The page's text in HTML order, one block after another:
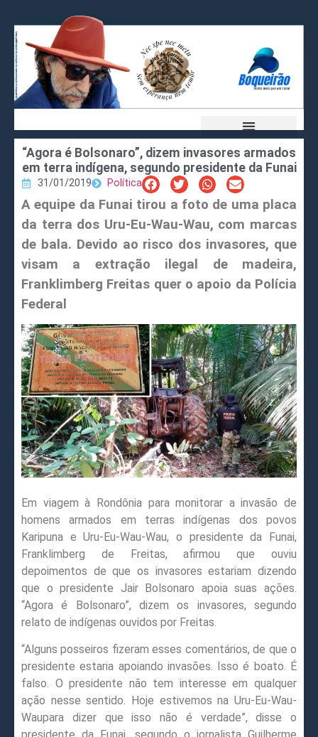
“Agora é Bolsonaro”, dizem invasores armados
em terra indígena, segundo presidente da Funai
31/01/2019 Política
A equipe da Funai tirou a foto de uma placa
da terra dos Uru-Eu-Wau-Wau, com marcas
de bala. Devido ao risco dos invasores, que
visam a extração ilegal de madeira,
Franklimberg Freitas quer o apoio da Polícia
Federal
Em viagem à Rondônia para monitorar a invasão de
homens armados em terras indígenas dos povos
Karipuna e Uru-Eu-Wau-Wau, o presidente da Funai,
Franklimberg de Freitas, afirmou que ouviu
depoimentos de que os invasores estariam dizendo
que o presidente Jair Bolsonaro apoia suas ações.
“Agora é Bolsonaro”, dizem os invasores, segundo
relato de indígenas ouvidos por Freitas.
“Alguns posseiros fizeram esses comentários, de que o
presidente estaria apoiando invasões. Isso é boato. É
falso. O presidente não tem interesse em qualquer
ação nesse sentido. Hoje estivemos na Uru-Eu-Wau-
Waupara dizer que isso não é verdade”, disse o